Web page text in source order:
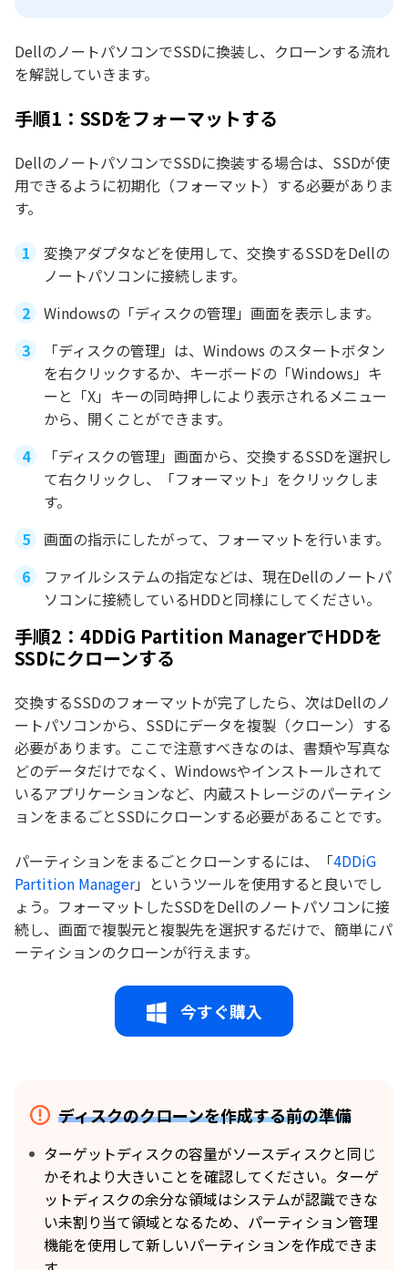
DellのノートパソコンでSSDに換装し、クローンする流れ
を解説していきます。
手順1：SSDをフォーマットする
DellのノートパソコンでSSDに換装する場合は、SSDが使
用できるように初期化（フォーマット）する必要がありま
す。
変換アダプタなどを使用して、交換するSSDをDellの
ノートパソコンに接続します。
Windowsの「ディスクの管理」画面を表示します。
「ディスクの管理」は、Windows のスタートボタン
を右クリックするか、キーボードの「Windows」キ
ーと「X」キーの同時押しにより表示されるメニュー
から、開くことができます。
「ディスクの管理」画面から、交換するSSDを選択し
て右クリックし、「フォーマット」をクリックしま
す。
画面の指示にしたがって、フォーマットを行います。
ファイルシステムの指定などは、現在Dellのノートパ
ソコンに接続しているHDDと同様にしてください。
手順2：4DDiG Partition ManagerでHDDを
SSDにクローンする
交換するSSDのフォーマットが完了したら、次はDellのノ
ートパソコンから、SSDにデータを複製（クローン）する
必要があります。ここで注意すべきなのは、書類や写真な
どのデータだけでなく、Windowsやインストールされて
いるアプリケーションなど、内蔵ストレージのパーティシ
ョンをまるごとSSDにクローンする必要があることです。
パーティションをまるごとクローンするには、「4DDiG
Partition Manager」というツールを使用すると良いでし
ょう。フォーマットしたSSDをDellのノートパソコンに接
続し、画面で複製元と複製先を選択するだけで、簡単にパ
ーティションのクローンが行えます。
今すぐ購入
ディスクのクローンを作成する前の準備
ターゲットディスクの容量がソースディスクと同じ
かそれより大きいことを確認してください。ターゲ
ットディスクの余分な領域はシステムが認識できな
い未割り当て領域となるため、パーティション管理
機能を使用して新しいパーティションを作成できま